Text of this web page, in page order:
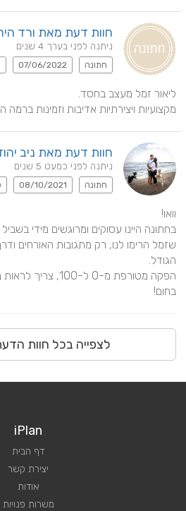
חוות דעת מאת ורד
ניתנה לפני בערך 4 שנים
חתונה 07/06/2022
מקצועיות ויצירתיות אדיבות וזמינות ברמה
חוות דעת מאת ניב
ניתנה לפני כמעט 5 שנים
חתונה 08/10/2021
בחום!
לצפייה בכל חוות
iPlan
דף הבית
יצירת קשר
אודות
משרות פנויות